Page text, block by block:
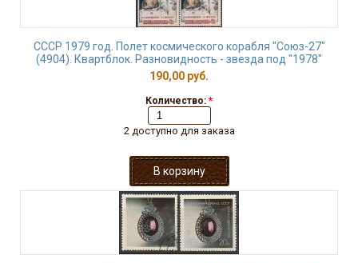
СССР 1979 год. Полет космического корабля "Союз-27"
(4904). Квартблок. Разновидность - звезда под "1978"
190,00 руб.
Количество: *
2 доступно для заказа